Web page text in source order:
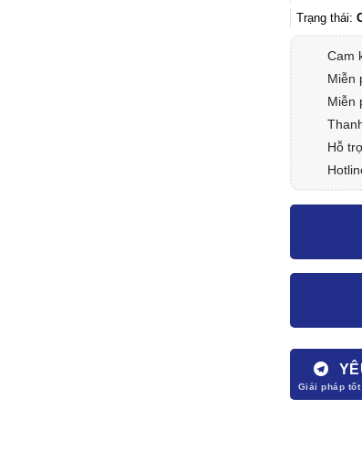
Trạng thái:
Cam
Miễn
Miễn
Hỗ